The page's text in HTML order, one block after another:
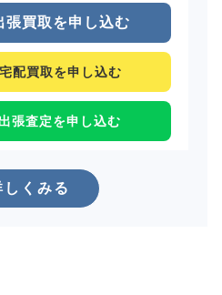
張買取を申し込む
配買取を申し込む
張査定を申し込む
しくみる